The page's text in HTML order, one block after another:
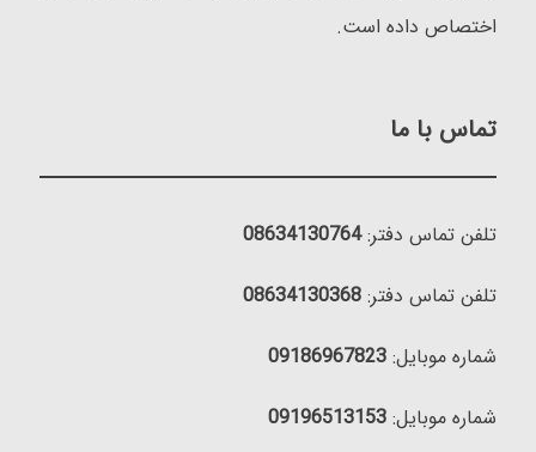
اختصاص داده است.
تماس با ما
تلفن تماس دفتر:08634130764
تلفن تماس دفتر:08634130368
شماره موبایل:09186967823
شماره موبایل:09196513153